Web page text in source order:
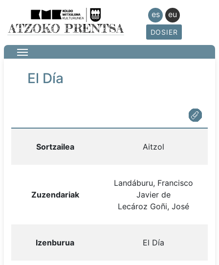
es eu
DOSIER
El Día
Sortzailea Aitzol
Zuzendariak
Landáburu, Francisco
Javier de
Lecároz Goñi, José
Izenburua El Día